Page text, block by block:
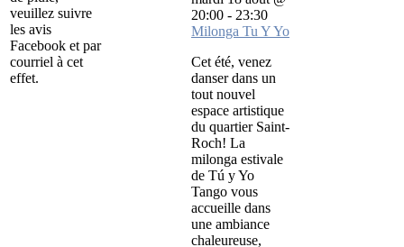
veuillez suivre
les avis
Facebook et par
courriel à cet
effet.
20:00 - 23:30
Milonga Tu Y Yo
Cet été, venez
danser dans un
tout nouvel
espace artistique
du quartier Saint-
Roch! La
milonga estivale
de Tú y Yo
Tango vous
accueille dans
une ambiance
chaleureuse,